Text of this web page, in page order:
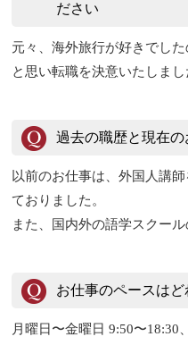
ださい
元々、海外旅行が好きでし
と思い転職を決意いたしまし
過去の職歴と現在
以前のお仕事は、外国人講
ておりました。
また、国内外の語学スクー
お仕事のペースは
月曜日〜金曜日 9:50〜18:30